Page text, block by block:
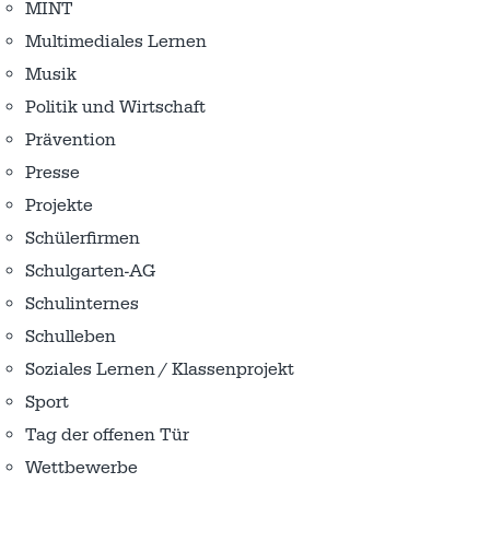
MINT
Multimediales Lernen
Musik
Politik und Wirtschaft
Prävention
Presse
Projekte
Schülerfirmen
Schulgarten-AG
Schulinternes
Schulleben
Soziales Lernen / Klassenprojekt
Sport
Tag der offenen Tür
Wettbewerbe